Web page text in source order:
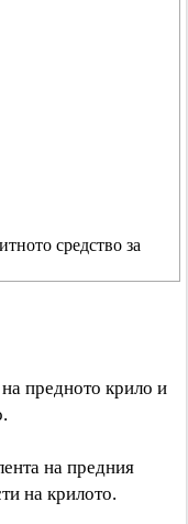
средство за
предното крило и
на предния
на крилото.